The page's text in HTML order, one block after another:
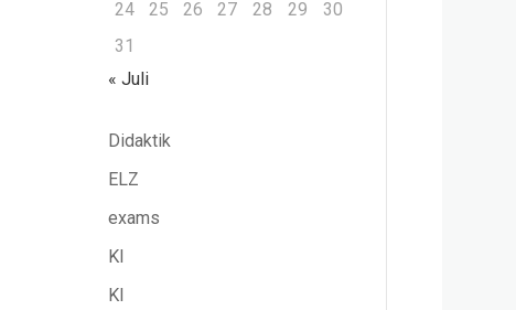
24
25 26 27 28 29
30
31
« Juli
Didaktik
ELZ
exams
KI
KI